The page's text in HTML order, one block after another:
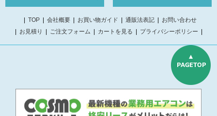
TOP 会社概要 お買い物ガイド 通販法表記
お問い合わせ
お見積り
ご注文フォーム カートを見る プライバシーポリシー